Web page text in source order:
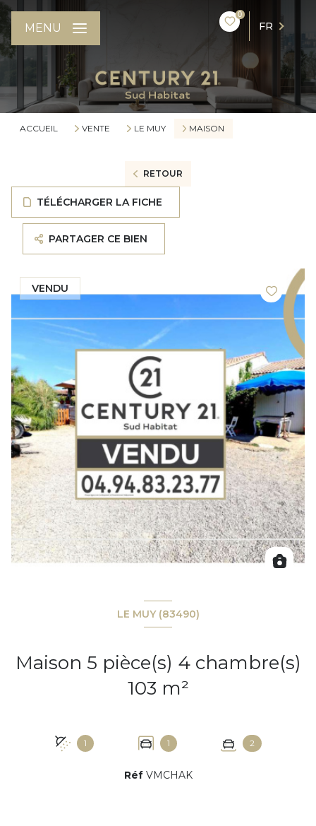
0
FR
MENU
ACCUEIL VENTE LE MUY MAISON
RETOUR
TÉLÉCHARGER LA FICHE
PARTAGER CE BIEN
VENDU
LE MUY (83490)
Maison 5 pièce(s) 4 chambre(s)
103 m²
1 1 2
Réf VMCHAK